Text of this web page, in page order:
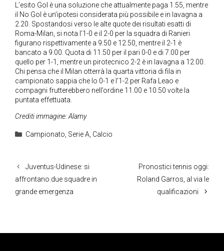
L’esito Gol è una soluzione che attualmente paga 1.55, mentre
il No Gol è un’ipotesi considerata più possibile e in lavagna a
2.20. Spostandosi verso le alte quote dei risultati esatti di
Roma-Milan, si nota l’1-0 e il 2-0 per la squadra di Ranieri
figurano rispettivamente a 9.50 e 12.50, mentre il 2-1 è
bancato a 9.00. Quota di 11.50 per il pari 0-0 e di 7.00 per
quello per 1-1, mentre un pirotecnico 2-2 è in lavagna a 12.00.
Chi pensa che il Milan otterrà la quarta vittoria di fila in
campionato sappia che lo 0-1 e l’1-2 per Rafa Leao e
compagni frutterebbero nell’ordine 11.00 e 10.50 volte la
puntata effettuata.
Crediti immagine: Alamy
Categorie
Campionato, Serie A, Calcio
Juventus-Udinese: si
affrontano due squadre in
grande emergenza
Pronostici tennis oggi:
Roland Garros, al via le
qualificazioni